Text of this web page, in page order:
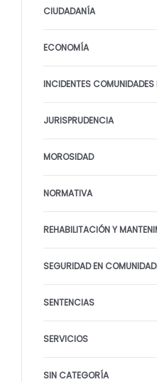
CIUDADANÍA
ECONOMÍA
INCIDENTES COMUNIDADES
JURISPRUDENCIA
MOROSIDAD
NORMATIVA
REHABILITACIÓN Y
SEGURIDAD EN
SENTENCIAS
SERVICIOS
SIN CATEGORÍA